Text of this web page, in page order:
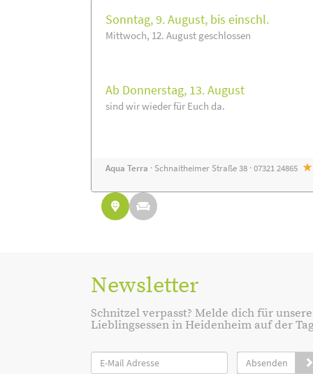
Sonntag, 9. August, bis einschl.
Mittwoch, 12. August geschlossen
Ab Donnerstag, 13. August
sind wir wieder für Euch da.
Aqua Terra · Schnaitheimer Straße 38 · 07321 24865
Newsletter
Schnitzel verpasst? Melde dich für
Lieblingsessen in Heidenheim auf der
Absenden